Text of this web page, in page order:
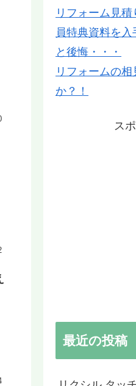
リフォーム見
員特典資料を
と後悔・・・
リフォームの
か？！
ス
最近の投稿